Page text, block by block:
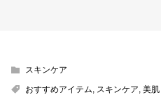
スキンケア
おすすめアイテム, スキンケア, 美肌